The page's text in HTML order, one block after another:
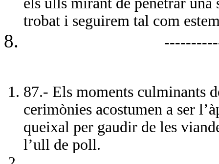
trobat i seguirem tal com
87.- Els moments culminants
cerimònies acostumen a ser
queixal per gaudir de les
l’ull de poll.